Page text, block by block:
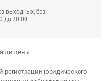
выходных, без
до 20:00
регистрации юридического